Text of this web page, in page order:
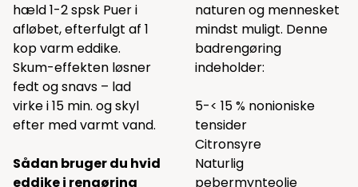
hæld 1-2 spsk Puer i
afløbet, efterfulgt af 1
kop varm eddike.
Skum-effekten løsner
fedt og snavs – lad
virke i 15 min. og skyl
efter med varmt vand.
Sådan bruger du hvid
eddike i rengøring
naturen og mennesket
mindst muligt. Denne
badrengøring
indeholder:
5-< 15 % nonioniske
tensider
Citronsyre
Naturlig
pebermynteolie